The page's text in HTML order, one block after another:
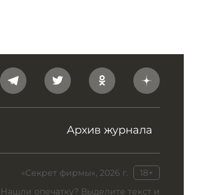
Архив журнала
«Секрет фирмы», 2026 г.
18+
Нашли опечатку? Выделите текст и